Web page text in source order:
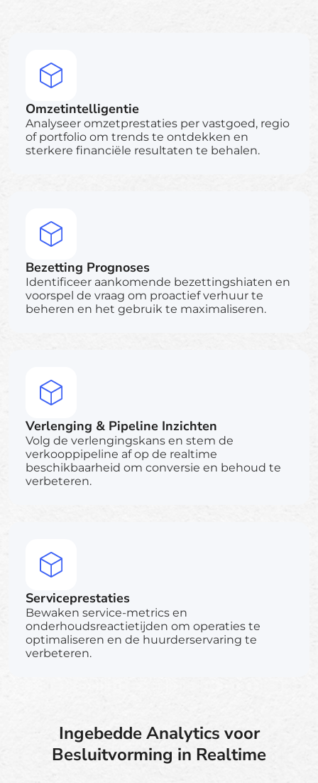
Omzetintelligentie
Analyseer omzetprestaties per vastgoed, regio
of portfolio om trends te ontdekken en
sterkere financiële resultaten te behalen.
Bezetting Prognoses
Identificeer aankomende bezettingshiaten en
voorspel de vraag om proactief verhuur te
beheren en het gebruik te maximaliseren.
Verlenging & Pipeline Inzichten
Volg de verlengingskans en stem de
verkooppipeline af op de realtime
beschikbaarheid om conversie en behoud te
verbeteren.
Serviceprestaties
Bewaken service-metrics en
onderhoudsreactietijden om operaties te
optimaliseren en de huurderservaring te
verbeteren.
Ingebedde Analytics voor
Besluitvorming in Realtime